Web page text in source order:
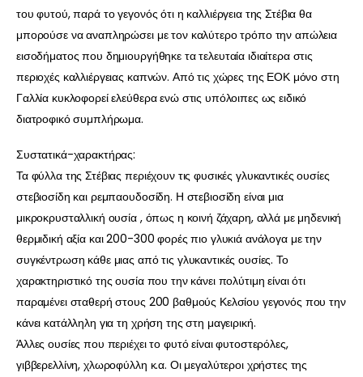
του φυτού, παρά το γεγονός ότι η καλλιέργεια της Στέβια θα
μπορούσε να αναπληρώσει με τον καλύτερο τρόπο την απώλεια
εισοδήματος που δημιουργήθηκε τα τελευταία ιδιαίτερα στις
περιοχές καλλιέργειας καπνών. Από τις χώρες της ΕΟΚ μόνο στη
Γαλλία κυκλοφορεί ελεύθερα ενώ στις υπόλοιπες ως ειδικό
διατροφικό συμπλήρωμα.
Συστατικά-χαρακτήρας:
Τα φύλλα της Στέβιας περιέχουν τις φυσικές γλυκαντικές ουσίες
στεβιοσίδη και ρεμπαουδοσίδη. Η στεβιοσίδη είναι μια
μικροκρυσταλλική ουσία , όπως η κοινή ζάχαρη, αλλά με μηδενική
θερμιδική αξία και 200-300 φορές πιο γλυκιά ανάλογα με την
συγκέντρωση κάθε μιας από τις γλυκαντικές ουσίες. Το
χαρακτηριστικό της ουσία που την κάνει πολύτιμη είναι ότι
παραμένει σταθερή στους 200 βαθμούς Κελσίου γεγονός που την
κάνει κατάλληλη για τη χρήση της στη μαγειρική.
Άλλες ουσίες που περιέχει το φυτό είναι φυτοστερόλες,
γιββερελλίνη, χλωροφύλλη κ.α. Οι μεγαλύτεροι χρήστες της